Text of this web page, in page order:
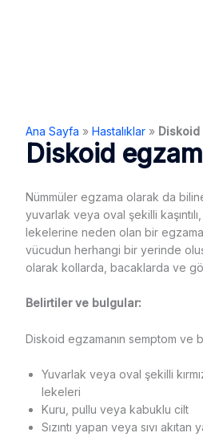
Ana Sayfa » Hastalıklar» Diskoid
Diskoid
Nümmüler egzama olarak da
yuvarlak veya oval şekilli
lekelerine neden olan bir
vücudun herhangi bir yerinde
olarak kollarda, bacaklarda ve
Belirtiler ve bulgular:
Diskoid egzamanın semptom ve
Yuvarlak veya oval şekilli
lekeleri
Kuru, pullu veya kabuklu cilt
Sızıntı yapan veya sıvı akıtan